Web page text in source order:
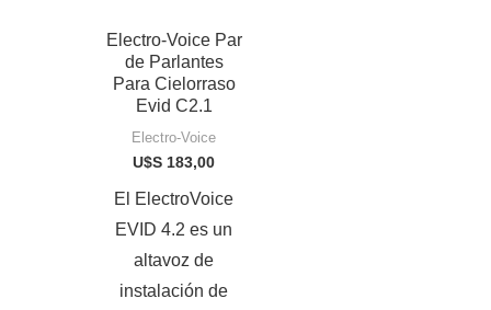
Electro-Voice Par
de Parlantes
Para Cielorraso
Evid C2.1
Electro-Voice
U$S 183,00
El ElectroVoice
EVID 4.2 es un
altavoz de
instalación de